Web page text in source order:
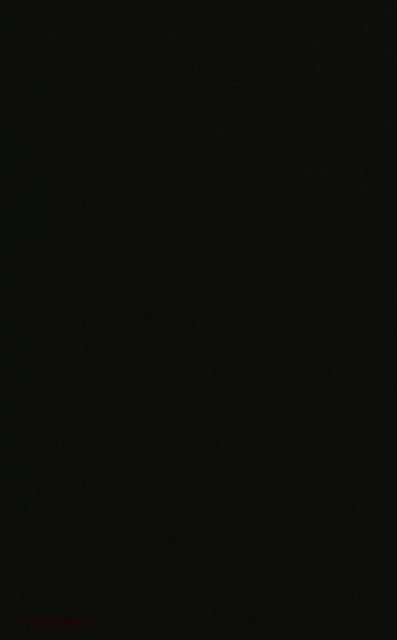
эпидемия